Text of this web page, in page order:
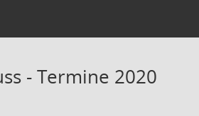
- Termine 2020